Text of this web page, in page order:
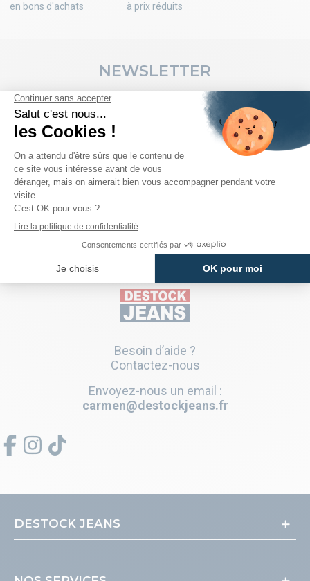
en bons d'achats
à prix réduits
NEWSLETTER
Ventes flash, codes promo, nouveaux arrivages... rien ne vous
échappera! Inscrivez-vous vite à notre newsletter pour recevoir
confidentialité des données clients
Besoin d’aide ?
Contactez-nous
Envoyez-nous un email :
carmen@destockjeans.fr
DESTOCK JEANS